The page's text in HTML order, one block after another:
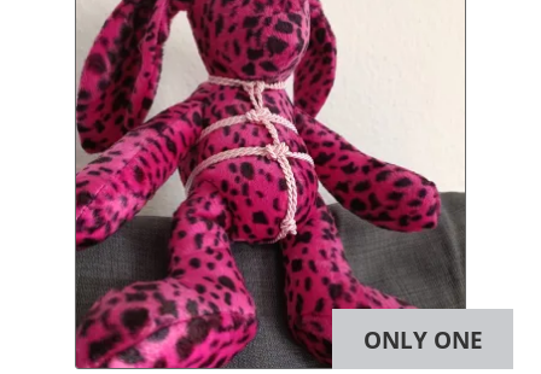
ONLY ONE